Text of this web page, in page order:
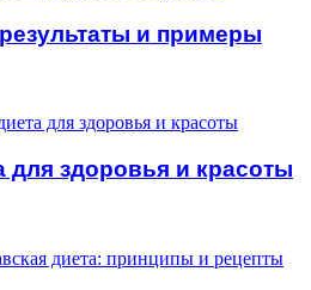
и примеры
для здоровья и красоты